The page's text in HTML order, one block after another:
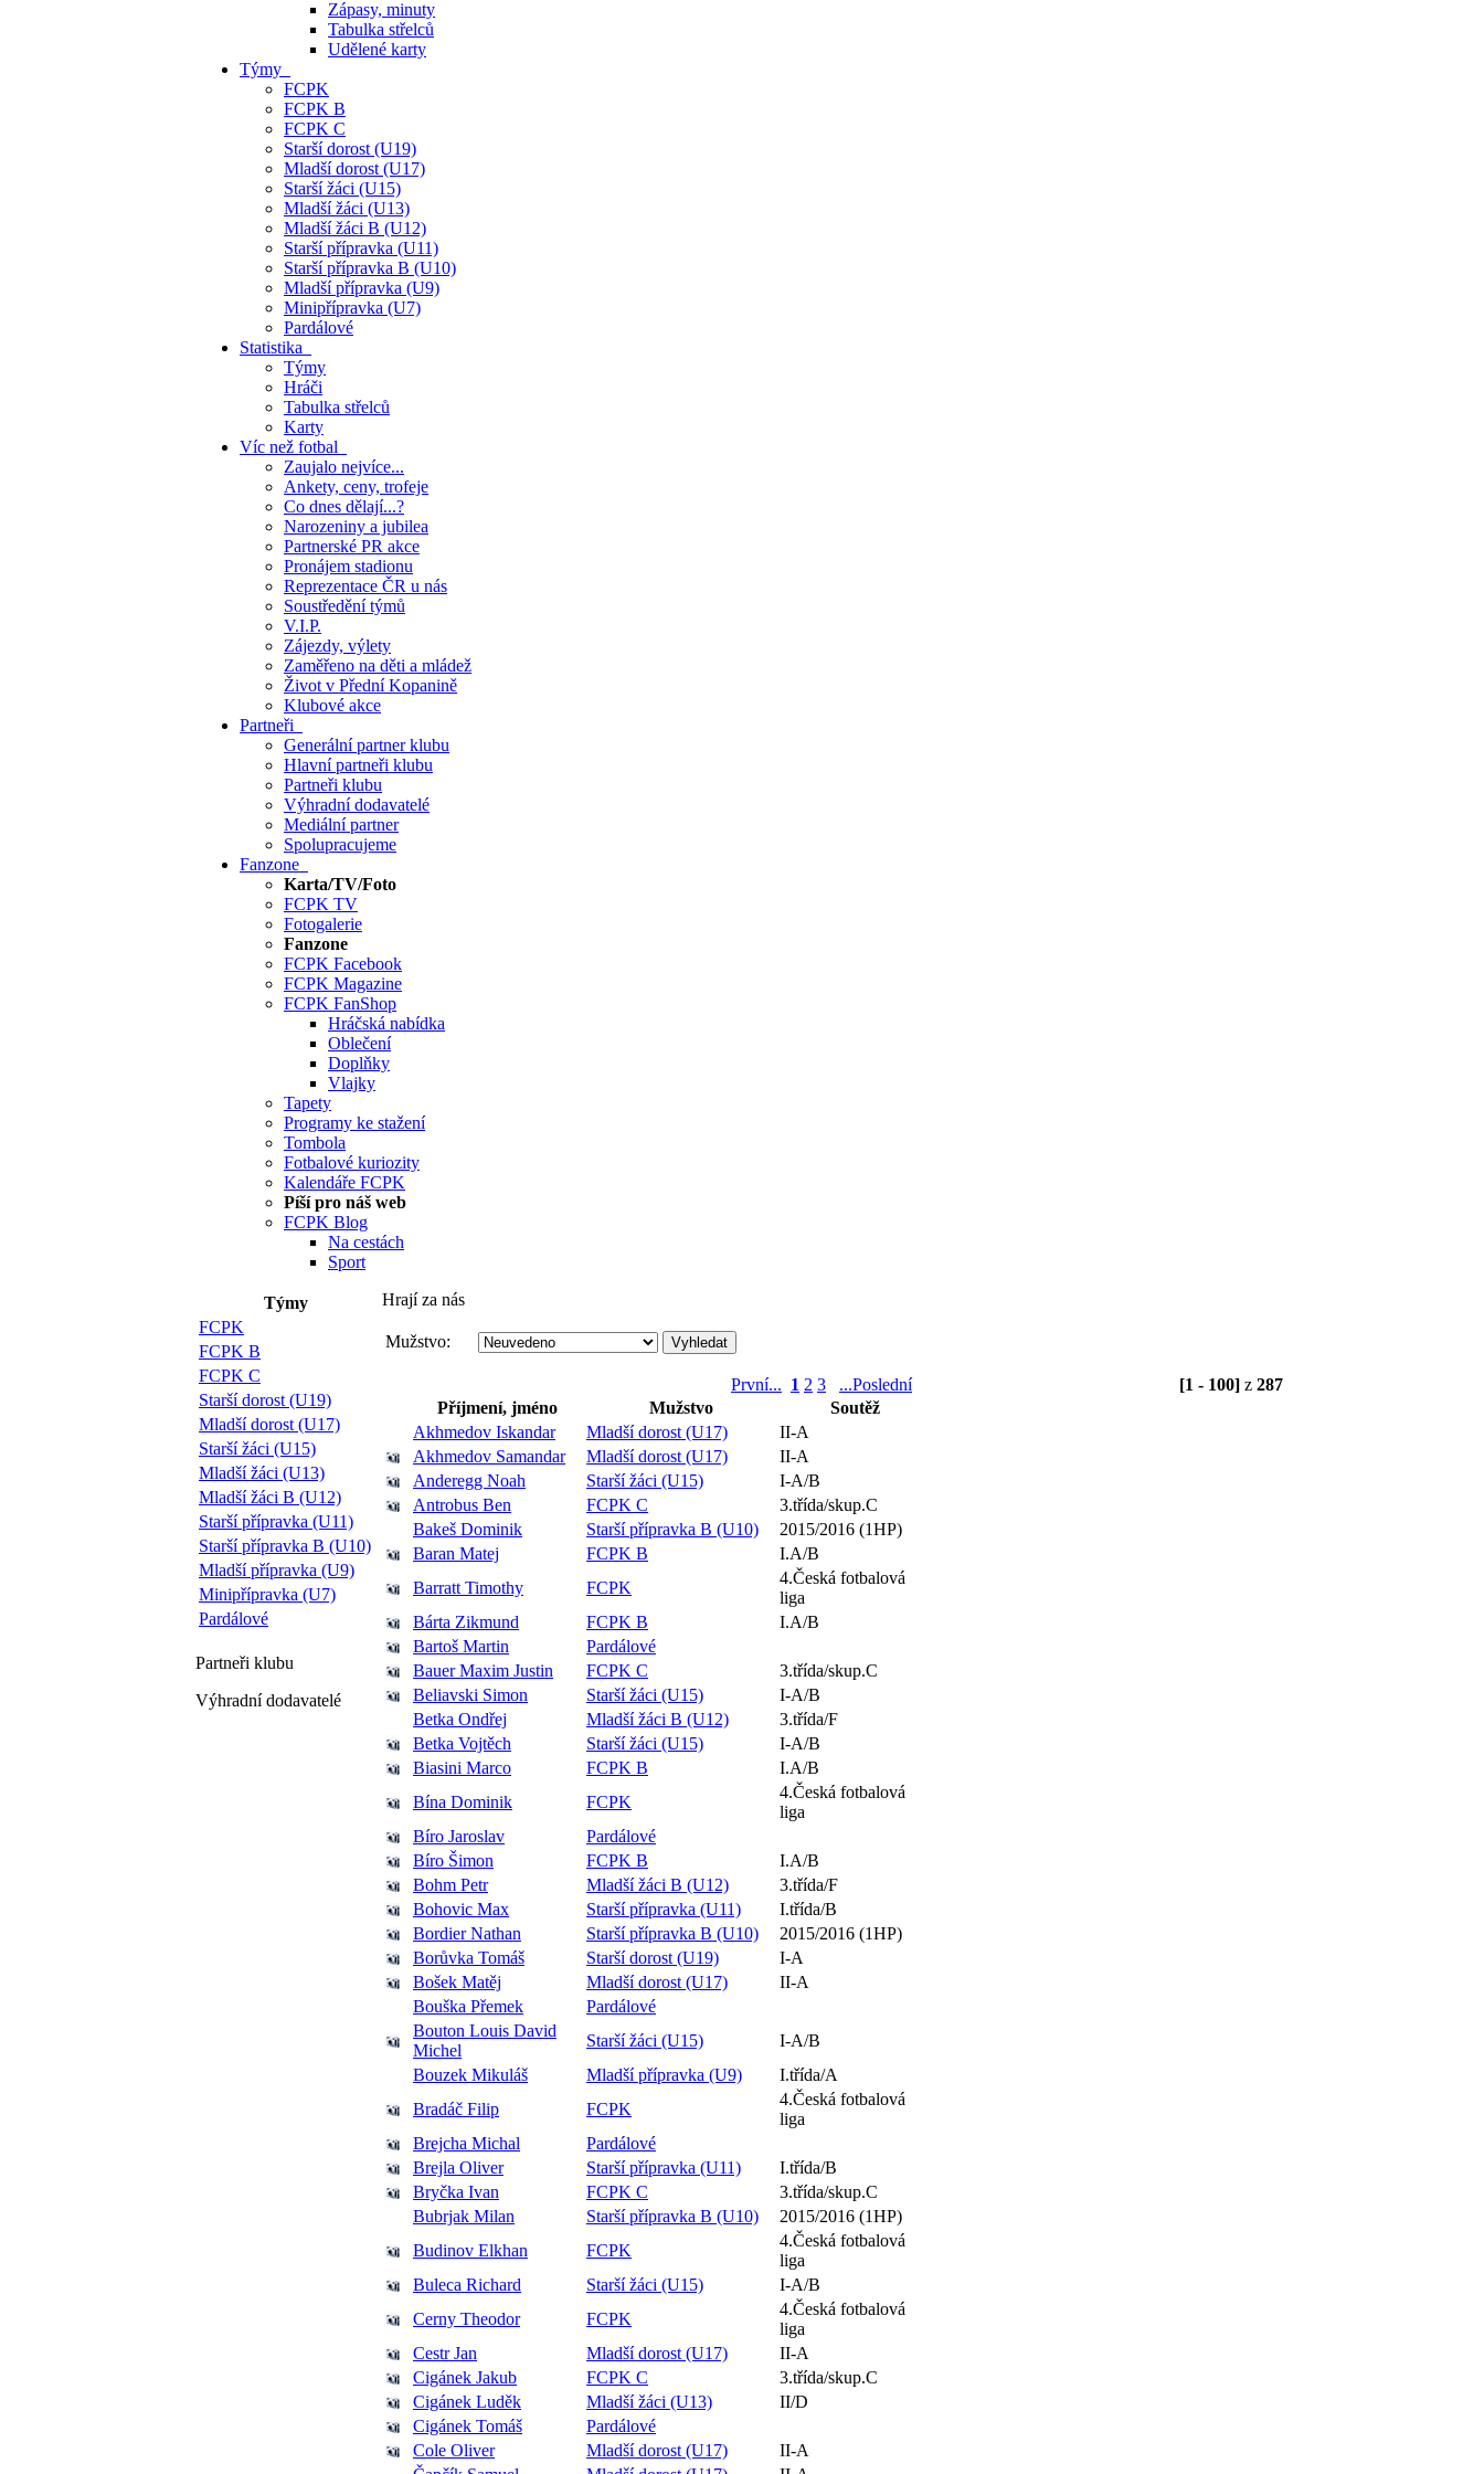
Zápasy, minuty
Tabulka střelců
Udělené karty
Týmy
FCPK
FCPK B
FCPK C
Starší dorost (U19)
Mladší dorost (U17)
Starší žáci (U15)
Mladší žáci (U13)
Mladší žáci B (U12)
Starší přípravka (U11)
Starší přípravka B (U10)
Mladší přípravka (U9)
Minipřípravka (U7)
Pardálové
Statistika
Týmy
Hráči
Tabulka střelců
Karty
Víc než fotbal
Zaujalo nejvíce...
Ankety, ceny, trofeje
Co dnes dělají...?
Narozeniny a jubilea
Partnerské PR akce
Pronájem stadionu
Reprezentace ČR u nás
Soustředění týmů
V.I.P.
Zájezdy, výlety
Zaměřeno na děti a mládež
Život v Přední Kopanině
Klubové akce
Partneři
Generální partner klubu
Hlavní partneři klubu
Partneři klubu
Výhradní dodavatelé
Mediální partner
Spolupracujeme
Fanzone
Karta/TV/Foto
FCPK TV
Fotogalerie
Fanzone
FCPK Facebook
FCPK Magazine
FCPK FanShop
Hráčská nabídka
Oblečení
Doplňky
Vlajky
Tapety
Programy ke stažení
Tombola
Fotbalové kuriozity
Kalendáře FCPK
Píší pro náš web
FCPK Blog
Na cestách
Sport
Týmy
FCPK
FCPK B
FCPK C
Starší dorost (U19)
Mladší dorost (U17)
Starší žáci (U15)
Mladší žáci (U13)
Mladší žáci B (U12)
Starší přípravka (U11)
Starší přípravka B (U10)
Mladší přípravka (U9)
Minipřípravka (U7)
Pardálové
Partneři klubu
Výhradní dodavatelé
Hrají za nás
Mužstvo:
První... 1 2 3 ...Poslední [1 - 100] z 287
Příjmení, jméno
Mužstvo
Soutěž
Akhmedov Iskandar
Mladší dorost (U17)
II-A
Akhmedov Samandar
Mladší dorost (U17)
II-A
Anderegg Noah
Starší žáci (U15)
I-A/B
Antrobus Ben
FCPK C
3.třída/skup.C
Bakeš Dominik
Starší přípravka B (U10)
2015/2016 (1HP)
Baran Matej
FCPK B
I.A/B
Barratt Timothy
FCPK
4.Česká fotbalová
liga
Bárta Zikmund
FCPK B
I.A/B
Bartoš Martin
Pardálové
Bauer Maxim Justin
FCPK C
3.třída/skup.C
Beliavski Simon
Starší žáci (U15)
I-A/B
Betka Ondřej
Mladší žáci B (U12)
3.třída/F
Betka Vojtěch
Starší žáci (U15)
I-A/B
Biasini Marco
FCPK B
I.A/B
Bína Dominik
FCPK
4.Česká fotbalová
liga
Bíro Jaroslav
Pardálové
Bíro Šimon
FCPK B
I.A/B
Bohm Petr
Mladší žáci B (U12)
3.třída/F
Bohovic Max
Starší přípravka (U11)
I.třída/B
Bordier Nathan
Starší přípravka B (U10)
2015/2016 (1HP)
Borůvka Tomáš
Starší dorost (U19)
I-A
Bošek Matěj
Mladší dorost (U17)
II-A
Bouška Přemek
Pardálové
Bouton Louis David
Michel
Starší žáci (U15)
I-A/B
Bouzek Mikuláš
Mladší přípravka (U9)
I.třída/A
Bradáč Filip
FCPK
4.Česká fotbalová
liga
Brejcha Michal
Pardálové
Brejla Oliver
Starší přípravka (U11)
I.třída/B
Bryčka Ivan
FCPK C
3.třída/skup.C
Bubrjak Milan
Starší přípravka B (U10)
2015/2016 (1HP)
Budinov Elkhan
FCPK
4.Česká fotbalová
liga
Buleca Richard
Starší žáci (U15)
I-A/B
Cerny Theodor
FCPK
4.Česká fotbalová
liga
Cestr Jan
Mladší dorost (U17)
II-A
Cigánek Jakub
FCPK C
3.třída/skup.C
Cigánek Luděk
Mladší žáci (U13)
II/D
Cigánek Tomáš
Pardálové
Cole Oliver
Mladší dorost (U17)
II-A